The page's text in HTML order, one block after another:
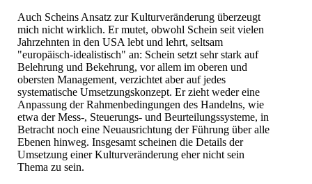
Auch Scheins Ansatz zur Kulturveränderung überzeugt
mich nicht wirklich. Er mutet, obwohl Schein seit vielen
Jahrzehnten in den USA lebt und lehrt, seltsam
"europäisch-idealistisch" an: Schein setzt sehr stark auf
Belehrung und Bekehrung, vor allem im oberen und
obersten Management, verzichtet aber auf jedes
systematische Umsetzungskonzept. Er zieht weder eine
Anpassung der Rahmenbedingungen des Handelns, wie
etwa der Mess-, Steuerungs- und Beurteilungssysteme, in
Betracht noch eine Neuausrichtung der Führung über alle
Ebenen hinweg. Insgesamt scheinen die Details der
Umsetzung einer Kulturveränderung eher nicht sein
Thema zu sein.